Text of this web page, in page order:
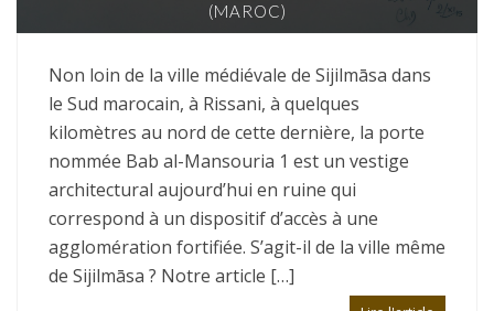
(MAROC)
Non loin de la ville médiévale de Sijilmāsa dans
le Sud marocain, à Rissani, à quelques
kilomètres au nord de cette dernière, la porte
nommée Bab al-Mansouria 1 est un vestige
architectural aujourd’hui en ruine qui
correspond à un dispositif d’accès à une
agglomération fortifiée. S’agit-il de la ville même
de Sijilmāsa ? Notre article […]